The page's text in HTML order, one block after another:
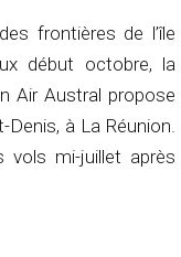
frontières de l’île
début octobre, la
Air Austral propose
à La Réunion.
vols mi-juillet après